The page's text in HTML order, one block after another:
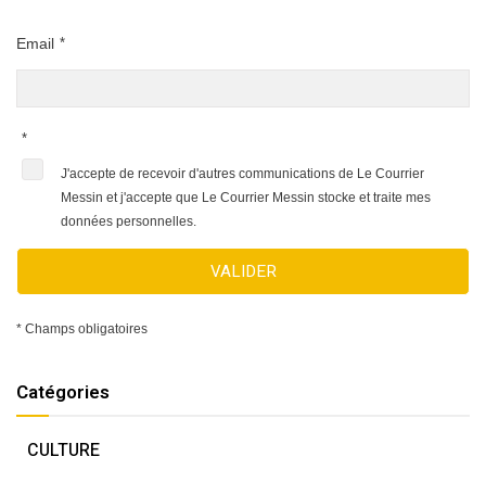
Email *
*
J'accepte de recevoir d'autres communications de Le Courrier
Messin et j'accepte que Le Courrier Messin stocke et traite mes
données personnelles.
VALIDER
* Champs obligatoires
Catégories
CULTURE